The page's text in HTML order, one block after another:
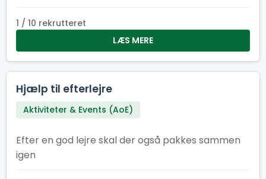
1 / 10 rekrutteret
LÆS MERE
Hjælp til efterlejre
Aktiviteter & Events (AoE)
Efter en god lejre skal der også pakkes sammen
igen